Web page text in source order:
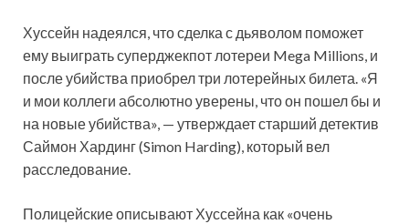
Хуссейн надеялся, что сделка с дьяволом поможет
ему выиграть суперджекпот лотереи Mega Millions, и
после убийства приобрел три лотерейных билета. «Я
и мои коллеги абсолютно уверены, что он пошел бы и
на новые убийства», — утверждает старший детектив
Саймон Хардинг (Simon Harding), который вел
расследование.
Полицейские описывают Хуссейна как «очень